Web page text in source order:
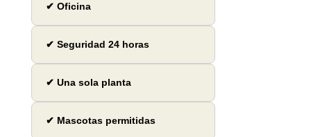
✔ Oficina
✔ Seguridad 24 horas
✔ Una sola planta
✔ Mascotas permitidas